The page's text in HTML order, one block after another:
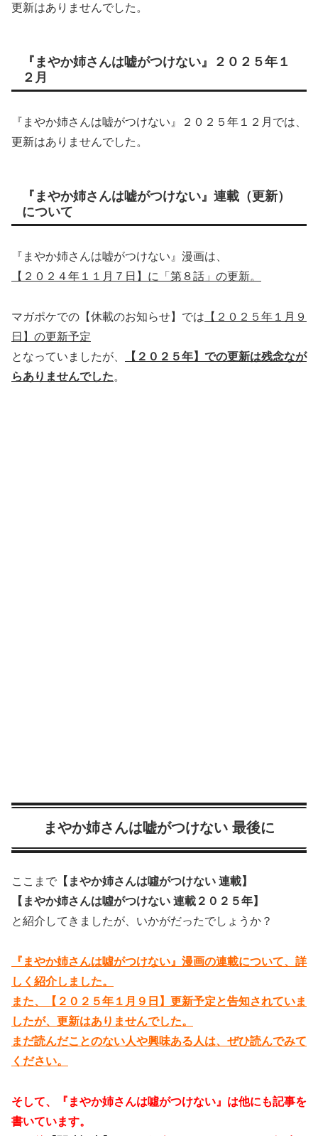
更新はありませんでした。
『まやか姉さんは嘘がつけない』２０２５年１
２月
『まやか姉さんは嘘がつけない』２０２５年１２月では、
更新はありませんでした。
『まやか姉さんは嘘がつけない』連載（更新）
について
『まやか姉さんは嘘がつけない』漫画は、
【２０２４年１１月７日】に「第８話」の更新。
マガポケでの【休載のお知らせ】では 【２０２５年１月９
日】の更新予定
となっていましたが、
【２０２５年】での更新は残念なが
らありませんでした。
まやか姉さんは嘘がつけない 最後に
ここまで 【まやか姉さんは噓がつけない 連載】
【まやか姉さんは噓がつけない 連載２０２５年】
と紹介してきましたが、いかがだったでしょうか？
『まやか姉さんは噓がつけない』漫画の連載について、詳
しく紹介しました。
また、【２０２５年１月９日】更新予定と告知されていま
したが、更新はありませんでした。
まだ読んだことのない人や興味ある人は、ぜひ読んでみて
ください。
そして、『まやか姉さんは噓がつけない』は他にも記事を
書いています。